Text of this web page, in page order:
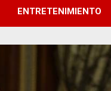
ENTRETENIMIENTO